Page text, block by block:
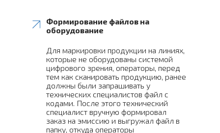
Формирование файлов на
оборудование
Для маркировки продукции на линиях,
которые не оборудованы системой
цифрового зрения, операторы, перед
тем как сканировать продукцию, ранее
должны были запрашивать у
технических специалистов файл с
кодами. После этого технический
специалист вручную формировал
заказ на эмиссию и выгружал файл в
папку, откуда операторы